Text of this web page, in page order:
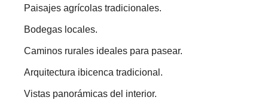
Paisajes agrícolas tradicionales.
Bodegas locales.
Caminos rurales ideales para pasear.
Arquitectura ibicenca tradicional.
Vistas panorámicas del interior.